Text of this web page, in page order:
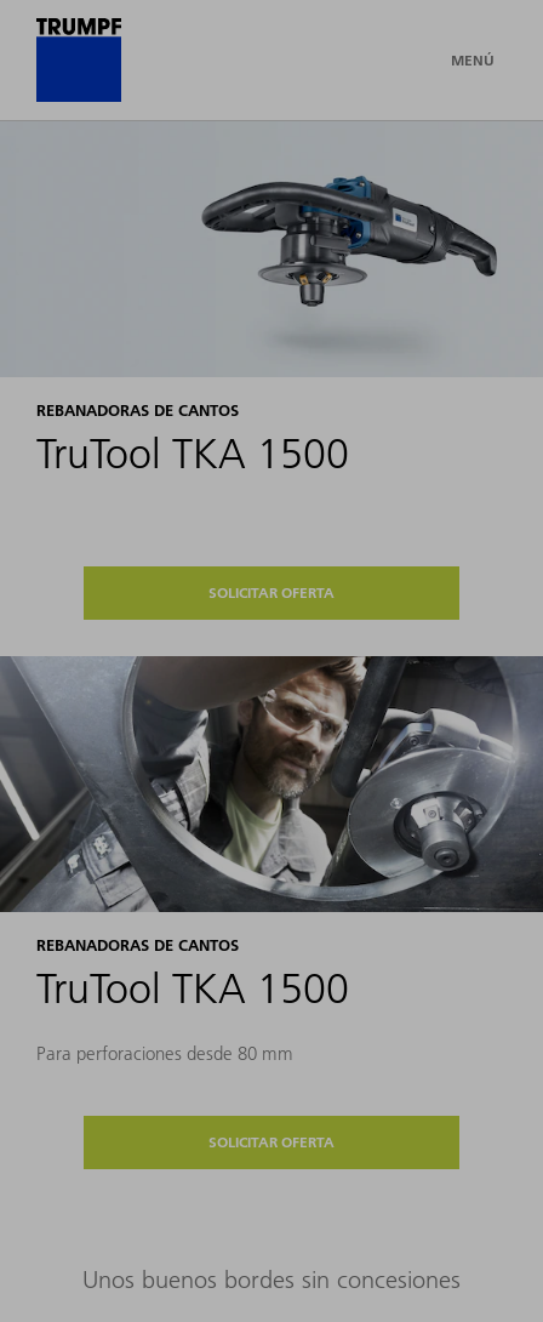
MENÚ
REBANADORAS DE CANTOS
TruTool TKA 1500
SOLICITAR OFERTA
REBANADORAS DE CANTOS
TruTool TKA 1500
Para perforaciones desde 80 mm
SOLICITAR OFERTA
Unos buenos bordes sin concesiones